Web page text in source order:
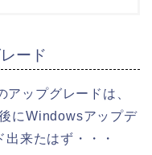
ード
ップグレードは、
にWindowsアップデ
来たはず・・・